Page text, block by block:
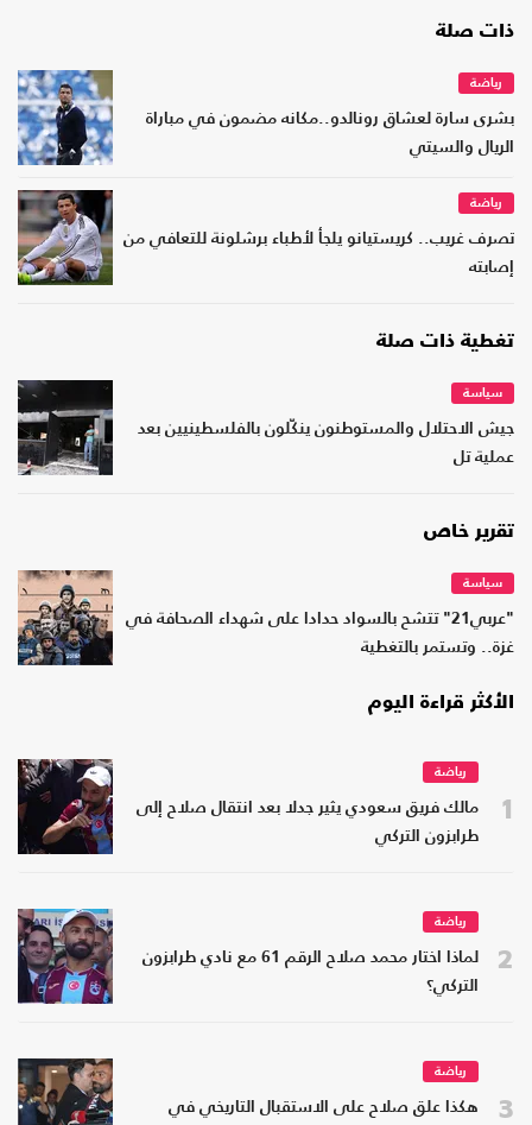
ذات صلة
رياضة
بشرى سارة لعشاق رونالدو..مكانه مضمون في مباراة
الريال والسيتي
رياضة
تصرف غريب.. كريستيانو يلجأ لأطباء برشلونة للتعافي من
إصابته
تغطية ذات صلة
سياسة
جيش الاحتلال والمستوطنون ينكّلون بالفلسطينيين بعد
عملية تل
تقرير خاص
سياسة
"عربي21" تتشح بالسواد حدادا على شهداء الصحافة في
غزة.. وتستمر بالتغطية
الأكثر قراءة اليوم
1
رياضة
مالك فريق سعودي يثير جدلا بعد انتقال صلاح إلى
طرابزون التركي
2
رياضة
لماذا اختار محمد صلاح الرقم 61 مع نادي طرابزون
التركي؟
3
رياضة
هكذا علق صلاح على الاستقبال التاريخي في